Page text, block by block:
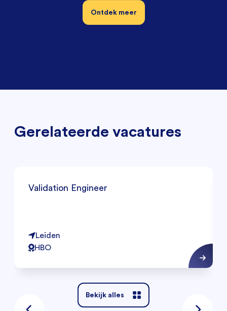
Ontdek meer
Gerelateerde vacatures
Validation Engineer
Leiden
HBO
Bekijk alles